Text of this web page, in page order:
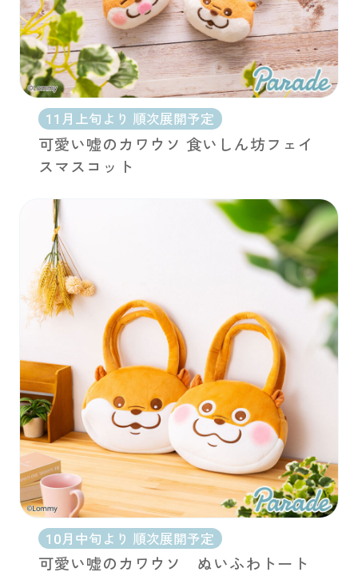
11月上旬より 順次展開予定
可愛い嘘のカワウソ 食いしん坊フェイ
スマスコット
10月中旬より 順次展開予定
可愛い嘘のカワウソ ぬいふわトート